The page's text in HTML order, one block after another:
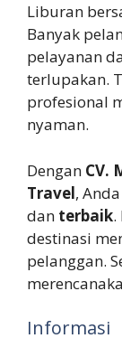
Liburan
Banyak
pelayanan
terlupakan.
profesional
nyaman.
Dengan CV.
Travel,
dan terbaik.
destinasi
pelanggan.
Informasi